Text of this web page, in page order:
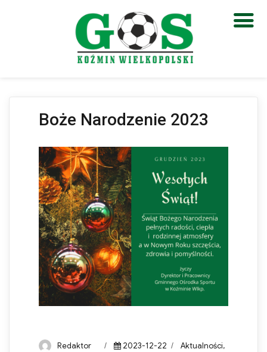
Otwórz pasek narzędzi
Boże Narodzenie 2023
Author
Redaktor
Posted
2023-12-22 Categories
Aktualności,